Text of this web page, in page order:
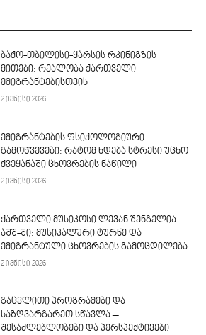
ბაქო-თბილისი-ყარსის რკინიგზის
მითები: რეალობა ქართველი
ემიგრანტებისთვის
2 ივნისი 2026
ემიგრანტების ფსიქოლოგიური
გამოწვევები: რატომ ხდება სტრესი უცხო
ქვეყანაში ცხოვრების ნაწილი
2 ივნისი 2026
ქართველი მუსიკოსი ლევან შენგელია
აშშ-ში: მუსიკალური ტურნე და
ემიგრანტული ცხოვრების გამოცდილება
2 ივნისი 2026
გაცვლითი პროგრამები და
საზღვარგარეთ სწავლა –
შესაძლებლობები და პერსპექტივები